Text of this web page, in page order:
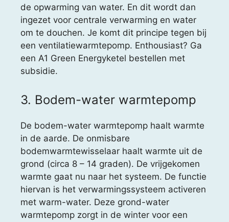
de opwarming van water. En dit wordt dan
ingezet voor centrale verwarming en water
om te douchen. Je komt dit principe tegen bij
een ventilatiewarmtepomp. Enthousiast? Ga
een A1 Green Energyketel bestellen met
subsidie.
3. Bodem-water warmtepomp
De bodem-water warmtepomp haalt warmte
in de aarde. De onmisbare
bodemwarmtewisselaar haalt warmte uit de
grond (circa 8 – 14 graden). De vrijgekomen
warmte gaat nu naar het systeem. De functie
hiervan is het verwarmingssysteem activeren
met warm-water. Deze grond-water
warmtepomp zorgt in de winter voor een